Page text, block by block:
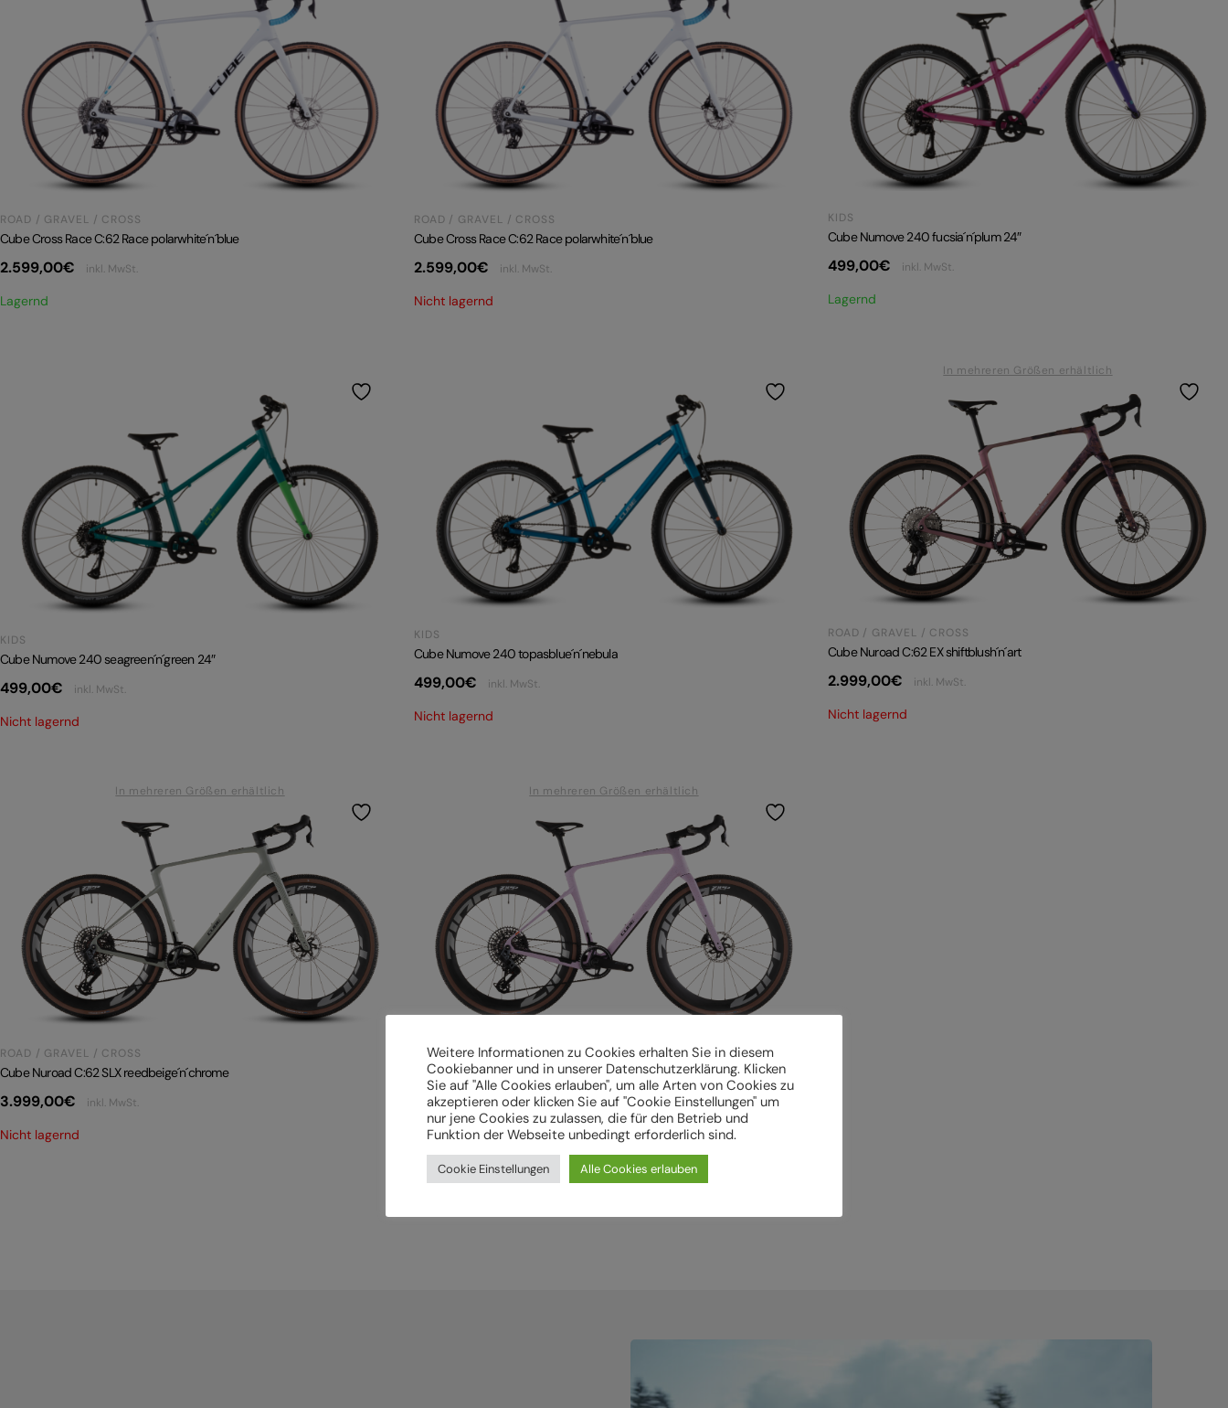
ROAD / GRAVEL / CROSS
Cube Cross Race C:62 Race polarwhite´n´blue
2.599,00€ inkl. MwSt.
Lagernd
ROAD / GRAVEL / CROSS
Cube Cross Race C:62 Race polarwhite´n´blue
2.599,00€ inkl. MwSt.
Nicht lagernd
KIDS
Cube Numove 240 fucsia´n´plum 24″
499,00€ inkl. MwSt.
Lagernd
KIDS
Cube Numove 240 seagreen´n´green 24″
499,00€ inkl. MwSt.
Nicht lagernd
KIDS
Cube Numove 240 topasblue´n´nebula
499,00€ inkl. MwSt.
Nicht lagernd
In mehreren Größen erhältlich
ROAD / GRAVEL / CROSS
Cube Nuroad C:62 EX shiftblush´n´art
2.999,00€ inkl. MwSt.
Nicht lagernd
In mehreren Größen erhältlich
ROAD / GRAVEL / CROSS
Cube Nuroad C:62 SLX reedbeige´n´chrome
3.999,00€ inkl. MwSt.
Nicht lagernd
In mehreren Größen erhältlich
ROAD / GRAVEL / CROSS
Cube Nuroad C:62 SLX rhodonite´n´orange
3.999,00€ inkl. MwSt.
Nicht lagernd
Weitere Informationen zu Cookies erhalten Sie in diesem
Cookiebanner und in unserer Datenschutzerklärung. Klicken
Sie auf "Alle Cookies erlauben", um alle Arten von Cookies zu
akzeptieren oder klicken Sie auf "Cookie Einstellungen" um
nur jene Cookies zu zulassen, die für den Betrieb und
Funktion der Webseite unbedingt erforderlich sind.
Cookie Einstellungen Alle Cookies erlauben